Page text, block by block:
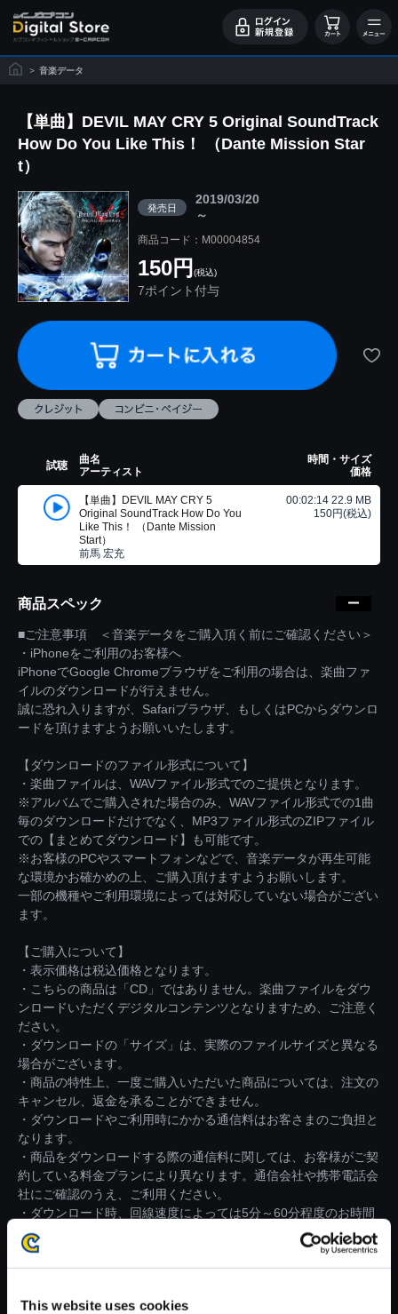
This website uses cookies
> 音楽データ
【単曲】DEVIL MAY CRY 5 Original SoundTrack
How Do You Like This！ （Dante Mission Star
t）
発売日
2019/03/20
～
商品コード：M00004854
150円 (税込)
7ポイント付与
試聴
曲名
アーティスト
時間・サイズ
価格
【単曲】DEVIL MAY CRY 5
Original SoundTrack How Do You
Like This！ （Dante Mission
Start）
前馬 宏充
00:02:14 22.9 MB
150円(税込)
商品スペック
■ご注意事項 ＜音楽データをご購入頂く前にご確認ください＞
・iPhoneをご利用のお客様へ
iPhoneでGoogle Chromeブラウザをご利用の場合は、楽曲ファ
イルのダウンロードが行えません。
誠に恐れ入りますが、Safariブラウザ、もしくはPCからダウンロ
ードを頂けますようお願いいたします。
【ダウンロードのファイル形式について】
・楽曲ファイルは、WAVファイル形式でのご提供となります。
※アルバムでご購入された場合のみ、WAVファイル形式での1曲
毎のダウンロードだけでなく、MP3ファイル形式のZIPファイル
での【まとめてダウンロード】も可能です。
※お客様のPCやスマートフォンなどで、音楽データが再生可能
な環境かお確かめの上、ご購入頂けますようお願いします。
一部の機種やご利用環境によっては対応していない場合がござい
ます。
【ご購入について】
・表示価格は税込価格となります。
・こちらの商品は「CD」ではありません。楽曲ファイルをダウ
ンロードいただくデジタルコンテンツとなりますため、ご注意く
ださい。
・ダウンロードの「サイズ」は、実際のファイルサイズと異なる
場合がございます。
・商品の特性上、一度ご購入いただいた商品については、注文の
キャンセル、返金を承ることができません。
・ダウンロードやご利用時にかかる通信料はお客さまのご負担と
なります。
・商品をダウンロードする際の通信料に関しては、お客様がご契
約している料金プランにより異なります。通信会社や携帯電話会
社にご確認のうえ、ご利用ください。
・ダウンロード時、回線速度によっては5分～60分程度のお時間
がかかる場合がございます。
※ご購入いただいたファイルのダウンロードの際には、通信環境
が安定しているWifi環境でお試しください。